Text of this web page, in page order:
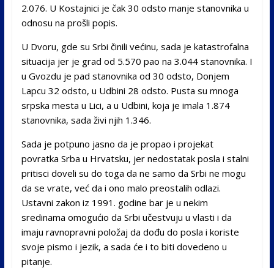
2.076. U Kostajnici je čak 30 odsto manje stanovnika u
odnosu na prošli popis.
U Dvoru, gde su Srbi činili većinu, sada je katastrofalna
situacija jer je grad od 5.570 pao na 3.044 stanovnika. I
u Gvozdu je pad stanovnika od 30 odsto, Donjem
Lapcu 32 odsto, u Udbini 28 odsto. Pusta su mnoga
srpska mesta u Lici, a u Udbini, koja je imala 1.874
stanovnika, sada živi njih 1.346.
Sada je potpuno jasno da je propao i projekat
povratka Srba u Hrvatsku, jer nedostatak posla i stalni
pritisci doveli su do toga da ne samo da Srbi ne mogu
da se vrate, već da i ono malo preostalih odlazi.
Ustavni zakon iz 1991. godine bar je u nekim
sredinama omogućio da Srbi učestvuju u vlasti i da
imaju ravnopravni položaj da dođu do posla i koriste
svoje pismo i jezik, a sada će i to biti dovedeno u
pitanje.